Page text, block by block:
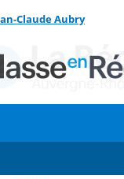
Claude Aubry